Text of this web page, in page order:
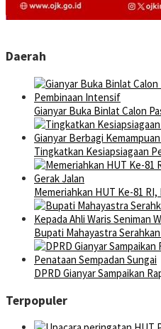
Daerah
Gianyar Buka Binlat Calon
Tingkatkan Kesiapsiagaan
Memeriahkan HUT Ke-81
Bupati Mahayastra
DPRD Gianyar Sampaikan
Terpopuler